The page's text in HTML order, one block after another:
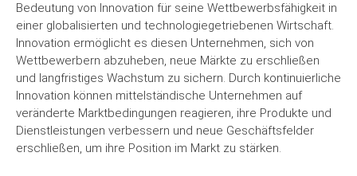
Bedeutung von Innovation für seine Wettbewerbsfähigkeit in
einer globalisierten und technologiegetriebenen Wirtschaft.
Innovation ermöglicht es diesen Unternehmen, sich von
Wettbewerbern abzuheben, neue Märkte zu erschließen
und langfristiges Wachstum zu sichern. Durch kontinuierliche
Innovation können mittelständische Unternehmen auf
veränderte Marktbedingungen reagieren, ihre Produkte und
Dienstleistungen verbessern und neue Geschäftsfelder
erschließen, um ihre Position im Markt zu stärken.